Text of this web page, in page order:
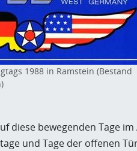
1988 in Ramstein (Bestand
diese bewegenden Tage
und Tage der offenen